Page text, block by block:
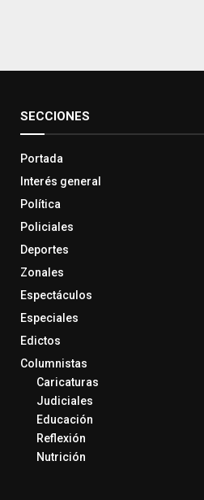
SECCIONES
Portada
Interés general
Política
Policiales
Deportes
Zonales
Espectáculos
Especiales
Edictos
Columnistas
Caricaturas
Judiciales
Educación
Reflexión
Nutrición